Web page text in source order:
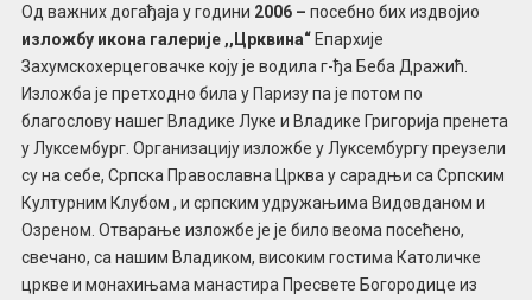
Од важних догађаја у години 2006 – посебно бих издвојио
изложбу икона галерије ,,Црквина“Епархије
Захумскохерцеговачке коју је водила г-ђа Беба Дражић.
Изложба је претходно била у Паризу па је потом по
благослову нашег Владике Луке и Владике Григорија пренета
у Луксембург. Организацију изложбе у Луксембургу преузели
су на себе, Српска Православна Црква у сарадњи са Српским
Културним Клубом , и српским удружањима Видовданом и
Озреном. Отварање изложбе је је било веома посећено,
свечано, са нашим Владиком, високим гостима Католичке
цркве и монахињама манастира Пресвете Богородице из